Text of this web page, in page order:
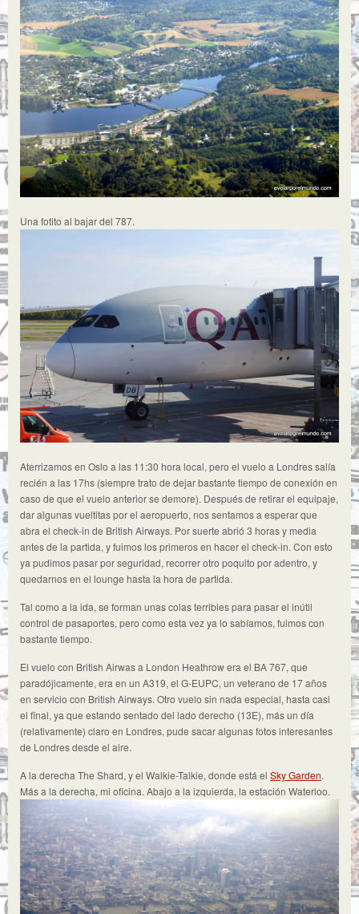
Una fotito al bajar del 787.
Aterrizamos en Oslo a las 11:30 hora local, pero el vuelo a Londres salía
recién a las 17hs (siempre trato de dejar bastante tiempo de conexión en
caso de que el vuelo anterior se demore). Después de retirar el equipaje,
dar algunas vueltitas por el aeropuerto, nos sentamos a esperar que
abra el check-in de British Airways. Por suerte abrió 3 horas y media
antes de la partida, y fuimos los primeros en hacer el check-in. Con esto
ya pudimos pasar por seguridad, recorrer otro poquito por adentro, y
quedarnos en el lounge hasta la hora de partida.
Tal como a la ida, se forman unas colas terribles para pasar el inútil
control de pasaportes, pero como esta vez ya lo sabíamos, fuimos con
bastante tiempo.
El vuelo con British Airwas a London Heathrow era el BA 767, que
paradójicamente, era en un A319, el G-EUPC, un veterano de 17 años
en servicio con British Airways. Otro vuelo sin nada especial, hasta casi
el final, ya que estando sentado del lado derecho (13E), más un día
(relativamente) claro en Londres, pude sacar algunas fotos interesantes
de Londres desde el aire.
A la derecha The Shard, y el Walkie-Talkie, donde está el Sky Garden.
Más a la derecha, mi oficina. Abajo a la izquierda, la estación Waterloo.